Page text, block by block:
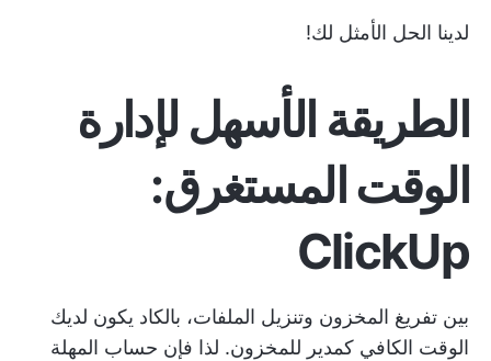
لدينا الحل الأمثل لك!
الطريقة الأسهل لإدارة
الوقت المستغرق:
ClickUp
بين تفريغ المخزون وتنزيل الملفات، بالكاد يكون لديك
الوقت الكافي كمدير للمخزون. لذا فإن حساب المهلة